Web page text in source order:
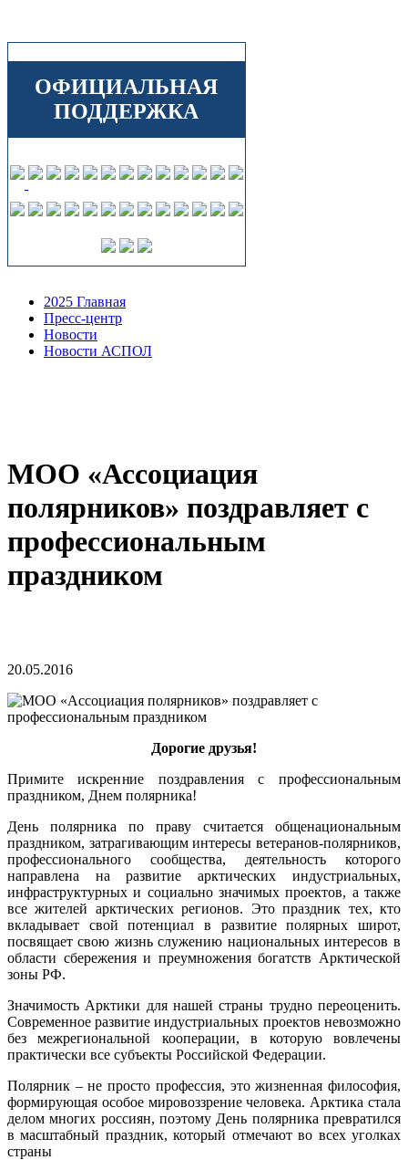
ОФИЦИАЛЬНАЯ
ПОДДЕРЖКА
2025 Главная
Пресс-центр
Новости
Новости АСПОЛ
МОО «Ассоциация
полярников» поздравляет с
профессиональным
праздником
20.05.2016
Дорогие друзья!
Примите искренние поздравления с профессиональным
праздником, Днем полярника!
День полярника по праву считается общенациональным
праздником, затрагивающим интересы ветеранов-полярников,
профессионального сообщества, деятельность которого
направлена на развитие арктических индустриальных,
инфраструктурных и социально значимых проектов, а также
все жителей арктических регионов. Это праздник тех, кто
вкладывает свой потенциал в развитие полярных широт,
посвящает свою жизнь служению национальных интересов в
области сбережения и преумножения богатств Арктической
зоны РФ.
Значимость Арктики для нашей страны трудно переоценить.
Современное развитие индустриальных проектов невозможно
без межрегиональной кооперации, в которую вовлечены
практически все субъекты Российской Федерации.
Полярник – не просто профессия, это жизненная философия,
формирующая особое мировоззрение человека. Арктика стала
делом многих россиян, поэтому День полярника превратился
в масштабный праздник, который отмечают во всех уголках
страны